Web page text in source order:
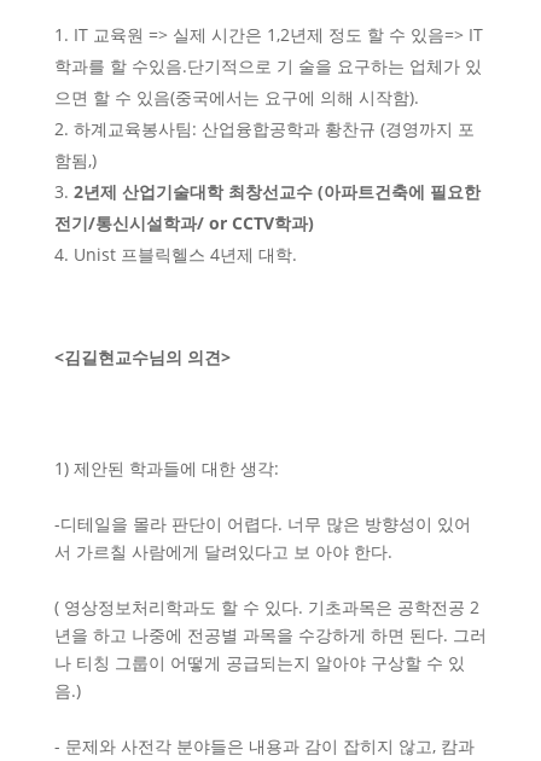
IT 교육원 => 실제 시간은 1,2년제 정도 할 수 있음=> IT
학과를 할 수있음.단기적으로 기 술을 요구하는 업체가 있
으면 할 수 있음(중국에서는 요구에 의해 시작함).
하계교육봉사팀: 산업융합공학과 황찬규 (경영까지 포
함됨,)
2년제 산업기술대학 최창선교수 (아파트건축에 필요한
전기/통신시설학과/ or CCTV학과)
Unist 프블릭헬스 4년제 대학.
<김길현교수님의 의견>
1) 제안된 학과들에 대한 생각:
-디테일을 몰라 판단이 어렵다. 너무 많은 방향성이 있어
서 가르칠 사람에게 달려있다고 보 아야 한다.
( 영상정보처리학과도 할 수 있다. 기초과목은 공학전공 2
년을 하고 나중에 전공별 과목을 수강하게 하면 된다. 그러
나 티칭 그룹이 어떻게 공급되는지 알아야 구상할 수 있
음.)
- 문제와 사전각 분야들은 내용과 감이 잡히지 않고, 캄과